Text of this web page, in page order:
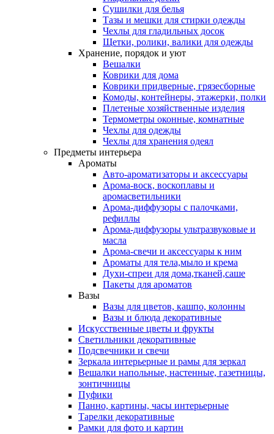
Сушилки для белья
Тазы и мешки для стирки одежды
Чехлы для гладильных досок
Щетки, ролики, валики для одежды
Хранение, порядок и уют
Вешалки
Коврики для дома
Коврики придверные, грязесборные
Комоды, контейнеры, этажерки, полки
Плетеные хозяйственные изделия
Термометры оконные, комнатные
Чехлы для одежды
Чехлы для хранения одеял
Предметы интерьера
Ароматы
Авто-ароматизаторы и аксессуары
Арома-воск, воскоплавы и
аромасветильники
Арома-диффузоры с палочками,
рефиллы
Арома-диффузоры ультразвуковые и
масла
Арома-свечи и аксессуары к ним
Ароматы для тела,мыло и крема
Духи-спреи для дома,тканей,саше
Пакеты для ароматов
Вазы
Вазы для цветов, кашпо, колонны
Вазы и блюда декоративные
Искусственные цветы и фрукты
Светильники декоративные
Подсвечники и свечи
Зеркала интерьерные и рамы для зеркал
Вешалки напольные, настенные, газетницы,
зонтичницы
Пуфики
Панно, картины, часы интерьерные
Тарелки декоративные
Рамки для фото и картин